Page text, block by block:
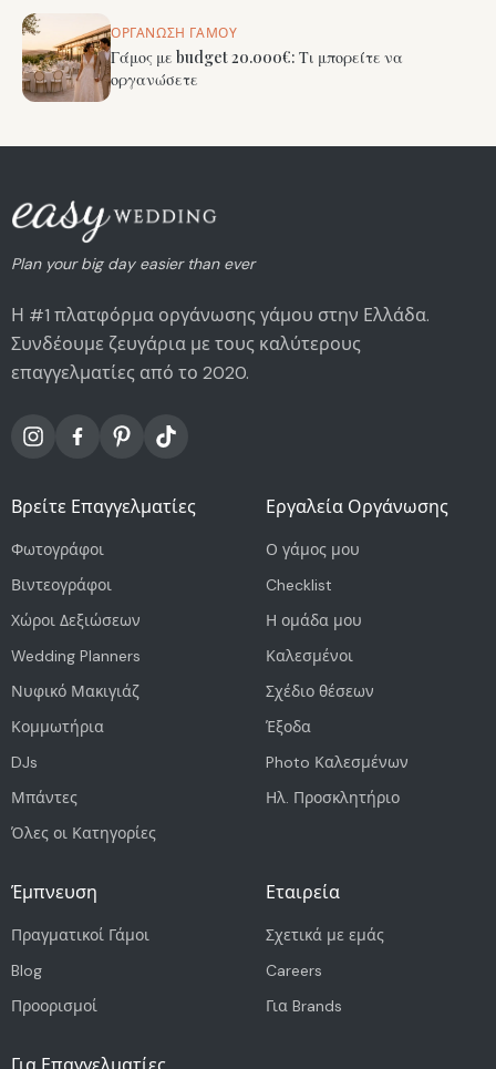
ΟΡΓΆΝΩΣΗ ΓΆΜΟΥ
Γάμος με budget 20.000€: Τι μπορείτε να
οργανώσετε
Plan your big day easier than ever
Η #1 πλατφόρμα οργάνωσης γάμου στην Ελλάδα.
Συνδέουμε ζευγάρια με τους καλύτερους
επαγγελματίες από το 2020.
Βρείτε Επαγγελματίες
Φωτογράφοι
Βιντεογράφοι
Χώροι Δεξιώσεων
Wedding Planners
Νυφικό Μακιγιάζ
Κομμωτήρια
DJs
Μπάντες
Όλες οι Κατηγορίες
Εργαλεία Οργάνωσης
Ο γάμος μου
Checklist
Η ομάδα μου
Καλεσμένοι
Σχέδιο θέσεων
Έξοδα
Photo Καλεσμένων
Ηλ. Προσκλητήριο
Έμπνευση
Πραγματικοί Γάμοι
Blog
Προορισμοί
Εταιρεία
Σχετικά με εμάς
Careers
Για Brands